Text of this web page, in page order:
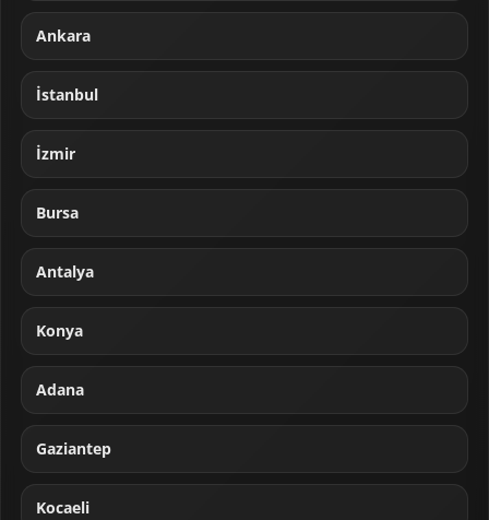
Ankara
İstanbul
İzmir
Bursa
Antalya
Konya
Adana
Gaziantep
Kocaeli